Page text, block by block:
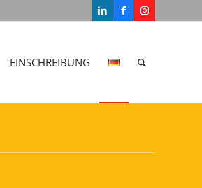
EINSCHREIBUNG